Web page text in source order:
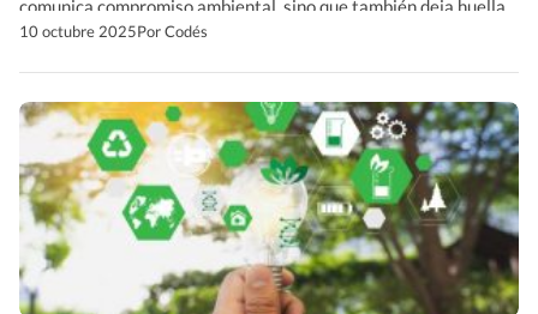
comunica compromiso ambiental, sino que también deja huella
—literalmente— al transformarse en una planta. A
10 octubre 2025Por Codés